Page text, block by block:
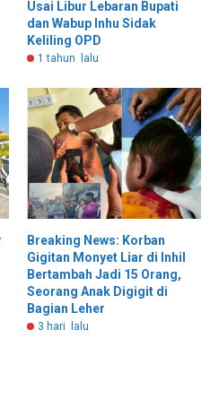
Usai Libur Lebaran Bupati
dan Wabup Inhu Sidak
Keliling OPD
1 tahun lalu
Breaking News: Korban
Gigitan Monyet Liar di Inhil
Bertambah Jadi 15 Orang,
Seorang Anak Digigit di
Bagian Leher
3 hari lalu